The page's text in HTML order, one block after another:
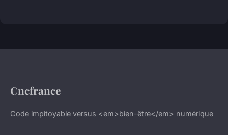
Cncfrance
Code impitoyable versus <em>bien-être</em> numérique